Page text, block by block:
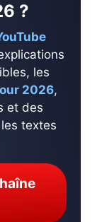
?
les
2026,
et des
textes